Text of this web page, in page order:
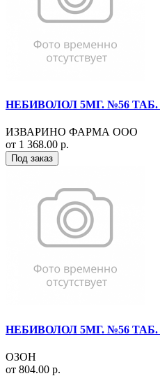
НЕБИВОЛОЛ 5МГ. №56
ИЗВАРИНО ФАРМА ООО
от 1 368.00 р.
Под заказ
НЕБИВОЛОЛ 5МГ. №56 ТАБ.
ОЗОН
от 804.00 р.